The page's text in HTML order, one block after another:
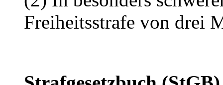
Freiheitsstrafe von drei